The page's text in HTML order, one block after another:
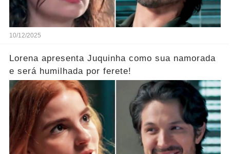
10/12/2025
Lorena apresenta Juquinha como sua namorada
e será humilhada por ferete!